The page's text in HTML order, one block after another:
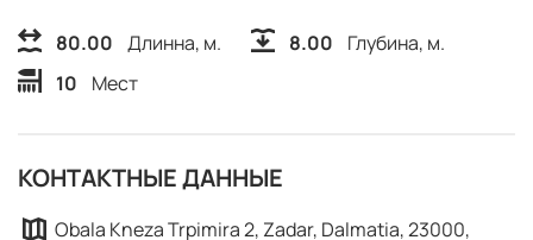
80.00 Длинна, м. 8.00
Глубина, м.
10
Мест
КОНТАКТНЫЕ ДАННЫЕ
Obala Kneza Trpimira 2, Zadar, Dalmatia, 23000,